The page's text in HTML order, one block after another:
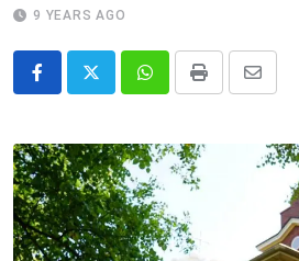
9 YEARS AGO
Whatsapp
Print
Share
Email